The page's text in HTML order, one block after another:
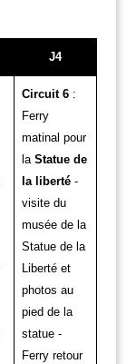
J4
Circuit 6:
Ferry
matinal pour
la Statue de
la liberté-
visite du
musée de la
Statue de la
Liberté et
photos au
pied de la
statue -
Ferry retour